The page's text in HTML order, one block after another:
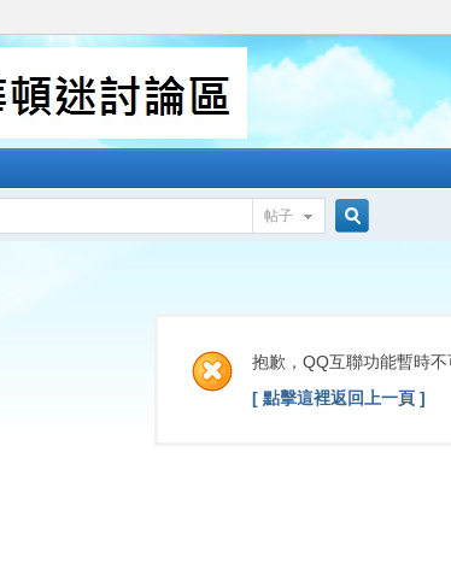
帖子
索
抱歉，QQ互聯功能暫時不
[ 點擊這裡返回上一頁 ]